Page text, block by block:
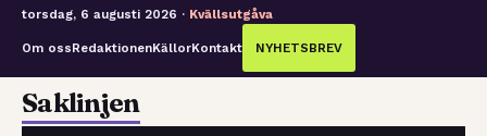
torsdag, 6 augusti 2026 · Kvällsutgåva
Om ossRedaktionenKällorKontakt NYHETSBREV
Hoppa
Saklinjen